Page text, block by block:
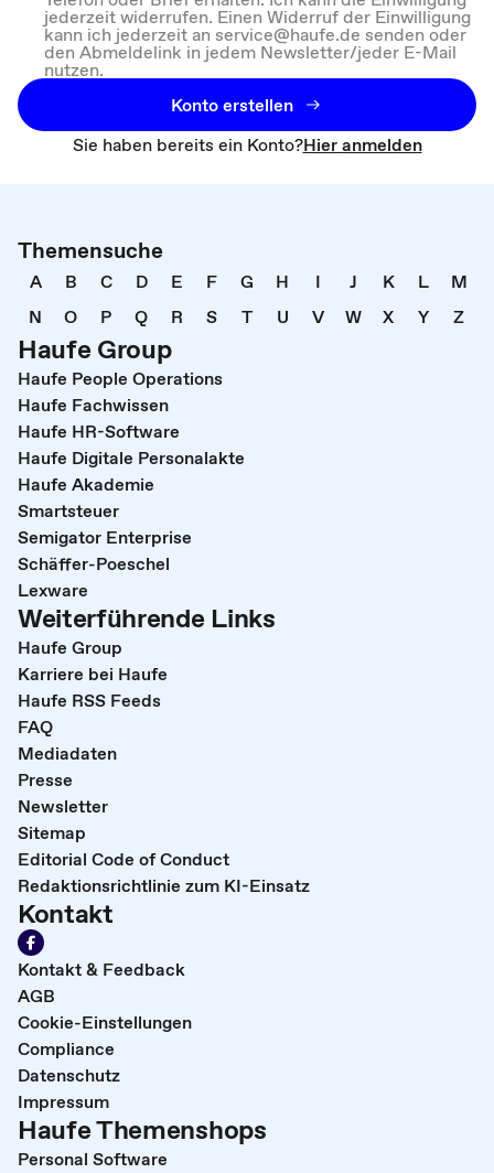
jederzeit widerrufen. Einen Widerruf der Einwilligung
kann ich jederzeit an service@haufe.de senden oder
den Abmeldelink in jedem Newsletter/jeder E-Mail
nutzen.
Konto erstellen
Sie haben bereits ein Konto?Hier anmelden
Themensuche
A B C D E F G H I J K L
M
N
O P Q R S T U V W X Y Z
Haufe Group
Haufe People Operations
Haufe Fachwissen
Haufe HR-Software
Haufe Digitale Personalakte
Haufe Akademie
Smartsteuer
Semigator Enterprise
Schäffer-Poeschel
Lexware
Weiterführende Links
Haufe Group
Karriere bei Haufe
Haufe RSS Feeds
FAQ
Mediadaten
Presse
Newsletter
Sitemap
Editorial Code of Conduct
Redaktionsrichtlinie zum KI-Einsatz
Kontakt
Kontakt & Feedback
AGB
Cookie-Einstellungen
Compliance
Datenschutz
Impressum
Haufe Themenshops
Personal Software